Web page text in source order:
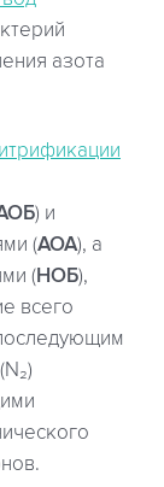
азота
) и
(АОА), а
(НОБ),
всего